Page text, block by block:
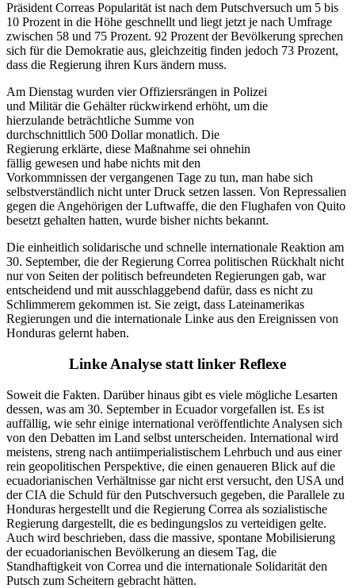
Präsident Correas Popularität ist nach dem Putschversuch um 5 bis
10 Prozent in die Höhe geschnellt und liegt jetzt je nach Umfrage
zwischen 58 und 75 Prozent. 92 Prozent der Bevölkerung sprechen
sich für die Demokratie aus, gleichzeitig finden jedoch 73 Prozent,
dass die Regierung ihren Kurs ändern muss.
Am Dienstag wurden vier Offiziersrängen in Polizei
und Militär die Gehälter rückwirkend erhöht, um die
hierzulande beträchtliche Summe von
durchschnittlich 500 Dollar monatlich. Die
Regierung erklärte, diese Maßnahme sei ohnehin
fällig gewesen und habe nichts mit den
Vorkommnissen der vergangenen Tage zu tun, man habe sich
selbstverständlich nicht unter Druck setzen lassen. Von Repressalien
gegen die Angehörigen der Luftwaffe, die den Flughafen von Quito
besetzt gehalten hatten, wurde bisher nichts bekannt.
Die einheitlich solidarische und schnelle internationale Reaktion am
30. September, die der Regierung Correa politischen Rückhalt nicht
nur von Seiten der politisch befreundeten Regierungen gab, war
entscheidend und mit ausschlaggebend dafür, dass es nicht zu
Schlimmerem gekommen ist. Sie zeigt, dass Lateinamerikas
Regierungen und die internationale Linke aus den Ereignissen von
Honduras gelernt haben.
Linke Analyse statt linker Reflexe
Soweit die Fakten. Darüber hinaus gibt es viele mögliche Lesarten
dessen, was am 30. September in Ecuador vorgefallen ist. Es ist
auffällig, wie sehr einige international veröffentlichte Analysen sich
von den Debatten im Land selbst unterscheiden. International wird
meistens, streng nach antiimperialistischem Lehrbuch und aus einer
rein geopolitischen Perspektive, die einen genaueren Blick auf die
ecuadorianischen Verhältnisse gar nicht erst versucht, den USA und
der CIA die Schuld für den Putschversuch gegeben, die Parallele zu
Honduras hergestellt und die Regierung Correa als sozialistische
Regierung dargestellt, die es bedingungslos zu verteidigen gelte.
Auch wird beschrieben, dass die massive, spontane Mobilisierung
der ecuadorianischen Bevölkerung an diesem Tag, die
Standhaftigkeit von Correa und die internationale Solidarität den
Putsch zum Scheitern gebracht hätten.